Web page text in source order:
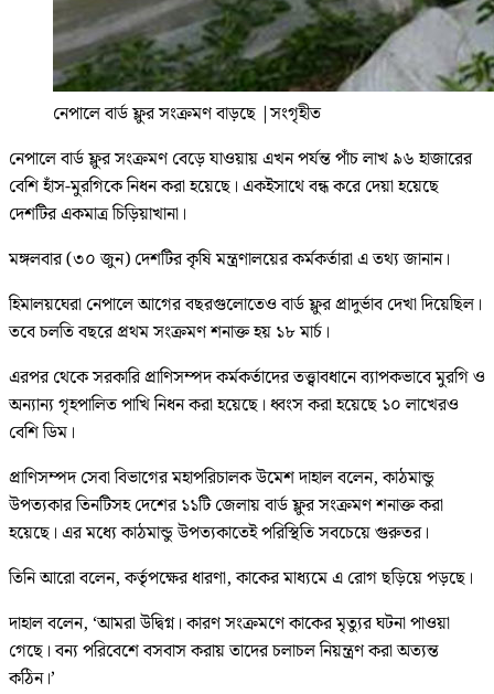
নেপালে বার্ড ফ্লুর সংক্রমণ বাড়ছে |সংগৃহীত
নেপালে বার্ড ফ্লুর সংক্রমণ বেড়ে যাওয়ায় এখন পর্যন্ত পাঁচ লাখ ৯৬ হাজারের
বেশি হাঁস-মুরগিকে নিধন করা হয়েছে। একইসাথে বন্ধ করে দেয়া হয়েছে
দেশটির একমাত্র চিড়িয়াখানা।
মঙ্গলবার (৩০ জুন) দেশটির কৃষি মন্ত্রণালয়ের কর্মকর্তারা এ তথ্য জানান।
হিমালয়ঘেরা নেপালে আগের বছরগুলোতেও বার্ড ফ্লুর প্রাদুর্ভাব দেখা দিয়েছিল।
তবে চলতি বছরে প্রথম সংক্রমণ শনাক্ত হয় ১৮ মার্চ।
এরপর থেকে সরকারি প্রাণিসম্পদ কর্মকর্তাদের তত্ত্বাবধানে ব্যাপকভাবে মুরগি ও
অন্যান্য গৃহপালিত পাখি নিধন করা হয়েছে। ধ্বংস করা হয়েছে ১০ লাখেরও
বেশি ডিম।
প্রাণিসম্পদ সেবা বিভাগের মহাপরিচালক উমেশ দাহাল বলেন, কাঠমান্ডু
উপত্যকার তিনটিসহ দেশের ১১টি জেলায় বার্ড ফ্লুর সংক্রমণ শনাক্ত করা
হয়েছে। এর মধ্যে কাঠমান্ডু উপত্যকাতেই পরিস্থিতি সবচেয়ে গুরুতর।
তিনি আরো বলেন, কর্তৃপক্ষের ধারণা, কাকের মাধ্যমে এ রোগ ছড়িয়ে পড়ছে।
দাহাল বলেন, ‘আমরা উদ্বিগ্ন। কারণ সংক্রমণে কাকের মৃত্যুর ঘটনা পাওয়া
গেছে। বন্য পরিবেশে বসবাস করায় তাদের চলাচল নিয়ন্ত্রণ করা অত্যন্ত
কঠিন।’